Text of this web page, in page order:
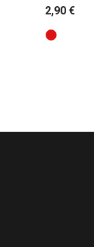
2,90 €